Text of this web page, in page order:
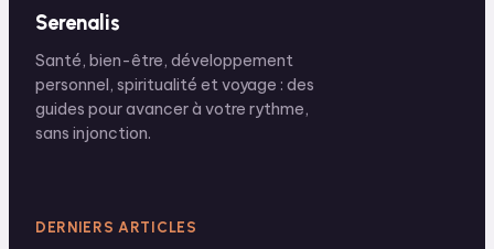
Serenalis
Santé, bien-être, développement
personnel, spiritualité et voyage : des
guides pour avancer à votre rythme,
sans injonction.
DERNIERS ARTICLES